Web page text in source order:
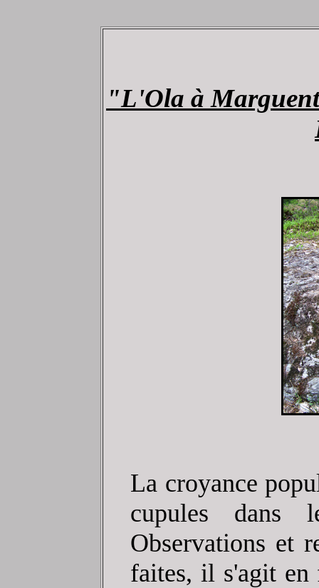
"L'Ola à
La croyance
cupules dans
Observations et
faites, il s'agit en